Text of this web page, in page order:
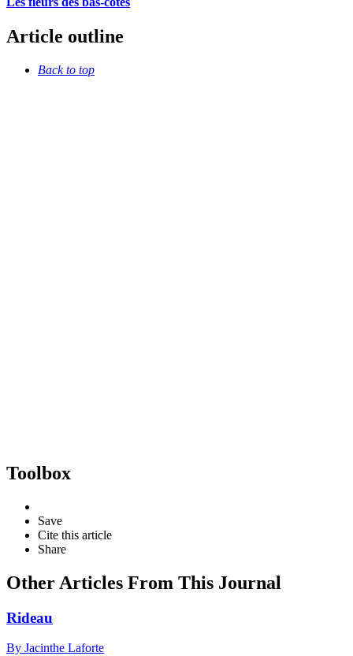
Article outline
Back to top
Toolbox
Save
Cite this article
Share
Other Articles From This Journal
Rideau
By Jacinthe Laforte